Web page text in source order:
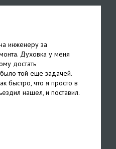
инженеру за
Духовка у меня
достать
той еще задачей.
быстро, что я просто в
нашел, и поставил.